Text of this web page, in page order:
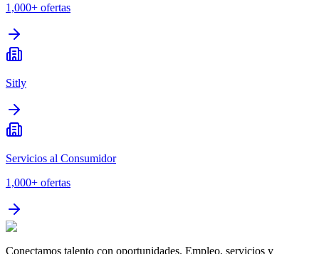
1,000+ ofertas
Sitly
Servicios al Consumidor
1,000+ ofertas
Conectamos talento con oportunidades. Empleo, servicios y